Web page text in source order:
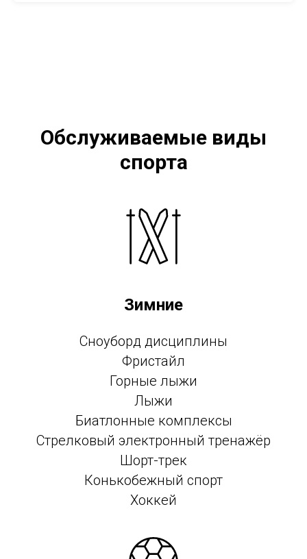
Обслуживаемые виды
спорта
Зимние
Сноуборд дисциплины
Фристайл
Горные лыжи
Лыжи
Биатлонные комплексы
Стрелковый электронный тренажёр
Шорт-трек
Конькобежный спорт
Хоккей